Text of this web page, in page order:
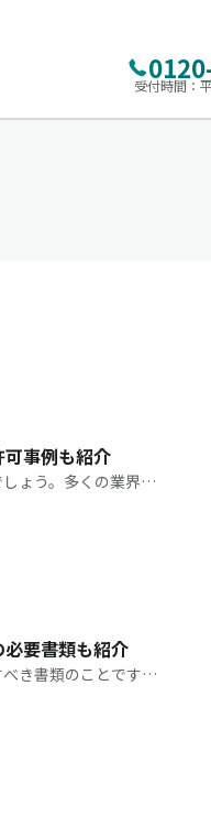
受付時間：
事例も紹介
ょう。多くの業界で
必要書類も紹介
き書類のことです。